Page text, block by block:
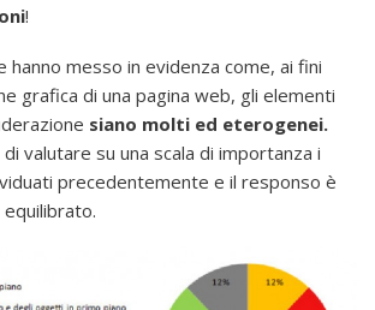
!
hanno messo in evidenza come, ai fini
grafica di una pagina web, gli elementi
siano molti ed eterogenei.
valutare su una scala di importanza i
precedentemente e il responso è